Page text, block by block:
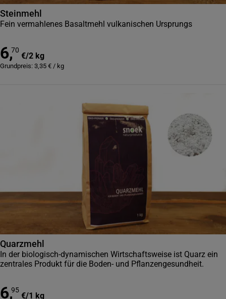
Steinmehl
Fein vermahlenes Basaltmehl vulkanischen Ursprungs
6,70
€/2 kg
Grundpreis: 3,35 € / kg
Quarzmehl
In der biologisch-dynamischen Wirtschaftsweise ist Quarz ein
zentrales Produkt für die Boden- und Pflanzengesundheit.
6,95
€/1 kg